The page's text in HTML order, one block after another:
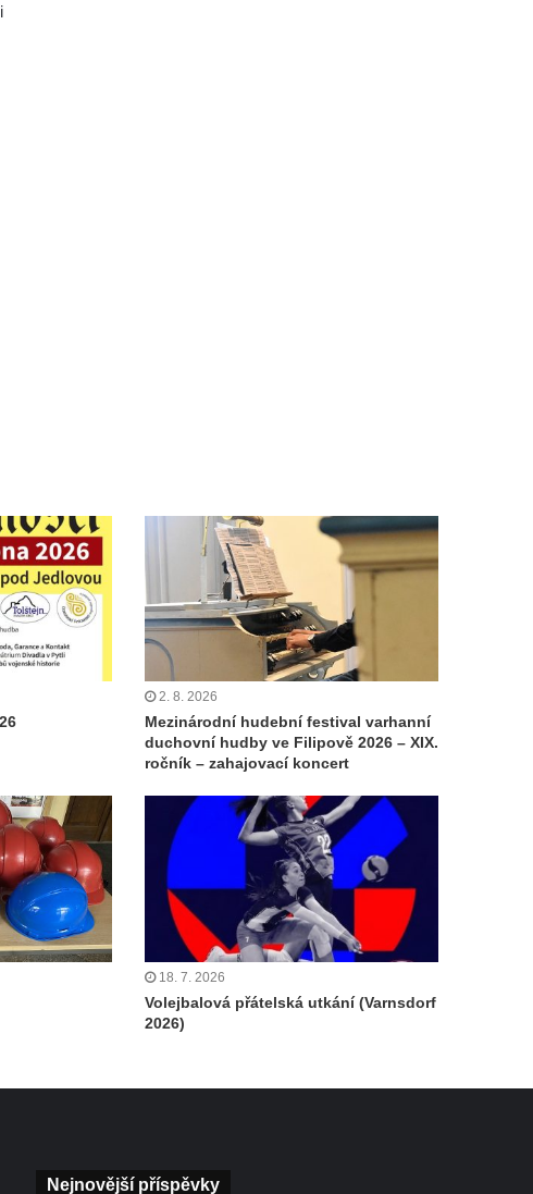
2. 8. 2026
Mezinárodní hudební festival varhanní
duchovní hudby ve Filipově 2026 – XIX.
ročník – zahajovací koncert
18. 7. 2026
Volejbalová přátelská utkání (Varnsdorf
2026)
Nejnovější příspěvky